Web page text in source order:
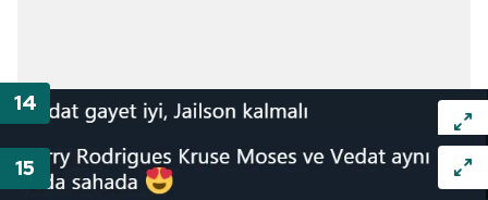
6698 sayılı Kişisel Verilerin Korunması Kanunu uyarınca
hazırlanmış Aydınlatma Metnimizi okumak ve sitemizde
ilgili mevzuata uygun olarak kullanılan çerezlerle ilgili bilgi
almak için lütfentıklayınız.